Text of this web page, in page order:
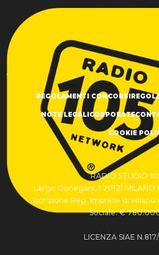
REGOLAMENTI CONCORSI
NOTE LEGALICORPORATE
COOKIE
RADIO STUDIO
Largo Donegani, 1 20121 MILANO
Iscrizione Reg. Imprese di Milano
Sociale: €
LICENZA SIAE